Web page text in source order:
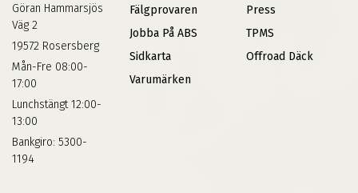
Göran Hammarsjös
Väg 2
19572 Rosersberg
Mån-Fre 08:00-
17:00
Lunchstängt 12:00-
13:00
Bankgiro: 5300-
1194
Fälgprovaren
Jobba På ABS
Sidkarta
Varumärken
Press
TPMS
Offroad Däck